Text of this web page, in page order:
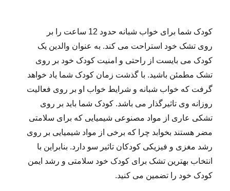
کودک شما برای خواب شبانه حدود 12 ساعت را بر
روی تشک خود استراحت می کند. به عنوان والدین یک
کودک می بایست از راحتی و امنیت کودک خود بر روی
تشک مطمئن باشید. با گذشت زمان کودک شما یاد خواهد
گرفت که خواب شبانه و شرایط خواب او بر روی فعالیت
روزانه وی تاثیرگذار می باشد. کودک شما باید بر روی
تشکی عاری از مواد مصنوعی شیمیایی که برای سلامتی
مضر هستند بخوابد چرا که برخی از مواد شیمیایی بر روی
رشد مغزی و فیزیکی کودکان تاثیر سو دارد. بنابراین با
انتخاب بهترین تشک برای کودک خود سلامتی و رشد ایمن
کودک خود را تضمین می کنید.